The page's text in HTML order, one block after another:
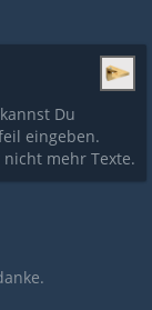
Du
eingeben.
mehr Texte.